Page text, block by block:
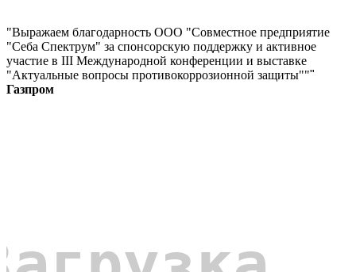
"Выражаем благодарность ООО "Совместное предприятие
"Себа Спектрум" за спонсорскую поддержку и активное
участие в III Международной конференции и выставке
"Актуальные вопросы противокоррозионной защиты"""
Газпром